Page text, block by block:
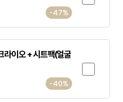
-47%
이오 + 시트팩(얼굴
-40%